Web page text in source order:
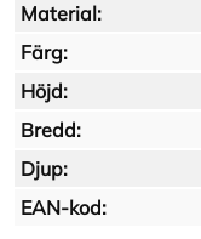
Material:
Färg:
Höjd:
Bredd:
Djup:
EAN-kod: